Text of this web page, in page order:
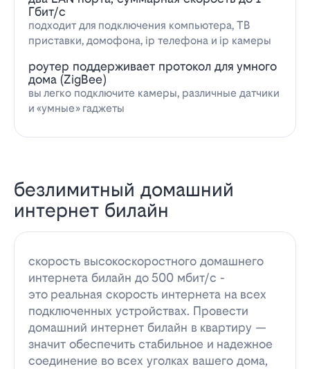
Гбит/с
подходит для подключения компьютера, ТВ
приставки, домофона, ip телефона и ip камеры
роутер поддерживает протокол для умного
дома (ZigBee)
вы легко подключите камеры, различные датчики
и «умные» гаджеты
безлимитный домашний
интернет билайн
скорость высокоскоростного домашнего
интернета билайн до 500 мбит/с -
это реальная скорость интернета на всех
подключенных устройствах. Провести
домашний интернет билайн в квартиру —
значит обеспечить стабильное и надежное
соединение во всех уголках вашего дома,